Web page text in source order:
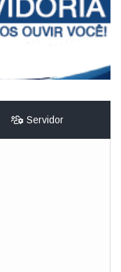
Servidor